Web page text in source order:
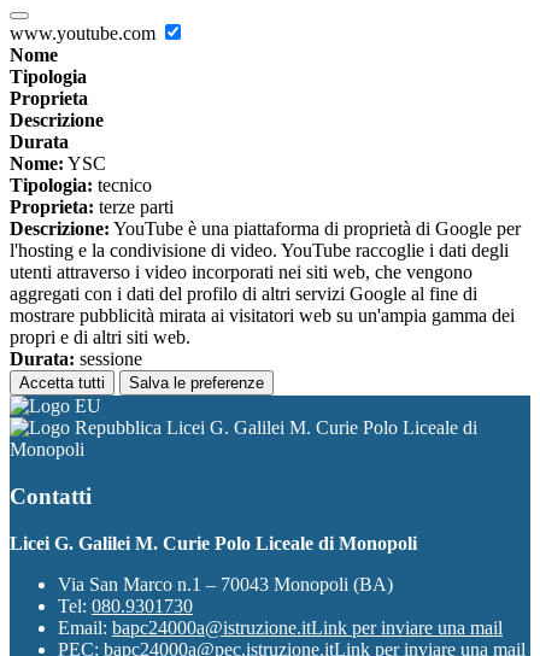
www.youtube.com
Nome
Tipologia
Proprieta
Descrizione
Durata
Nome: YSC
Tipologia: tecnico
Proprieta: terze parti
Descrizione: YouTube è una piattaforma di proprietà di Google per
l'hosting e la condivisione di video. YouTube raccoglie i dati degli
utenti attraverso i video incorporati nei siti web, che vengono
aggregati con i dati del profilo di altri servizi Google al fine di
mostrare pubblicità mirata ai visitatori web su un'ampia gamma dei
propri e di altri siti web.
Durata: sessione
Accetta tutti Salva le preferenze
Licei G. Galilei M. Curie Polo Liceale di
Monopoli
Contatti
Licei G. Galilei M. Curie Polo Liceale di Monopoli
Via San Marco n.1 – 70043 Monopoli (BA)
Tel: 080.9301730
Email: bapc24000a@istruzione.itLink per inviare una mail
PEC: bapc24000a@pec.istruzione.itLink per inviare una mail